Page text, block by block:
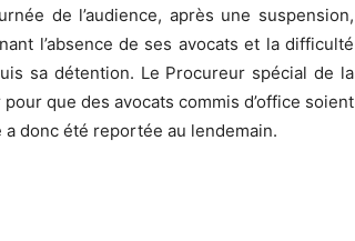
de l’audience, après une suspension,
l’absence de ses avocats et la difficulté
sa détention. Le Procureur spécial de la
que des avocats commis d’office soient
a donc été reportée au lendemain.